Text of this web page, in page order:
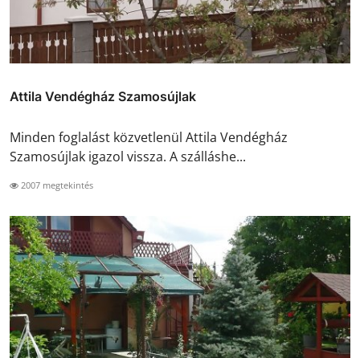
Attila Vendégház Szamosújlak
Minden foglalást közvetlenül Attila Vendégház
Szamosújlak igazol vissza. A szálláshe...
2007 megtekintés